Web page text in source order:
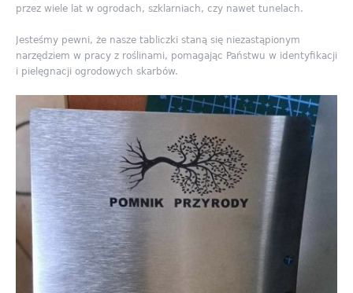
przez wiele lat w ogrodach, szklarniach, czy nawet tunelach.
Jesteśmy pewni, że nasze tabliczki staną się niezastąpionym
narzędziem w pracy z roślinami, pomagając Państwu w identyfikacji
i pielęgnacji ogrodowych skarbów.